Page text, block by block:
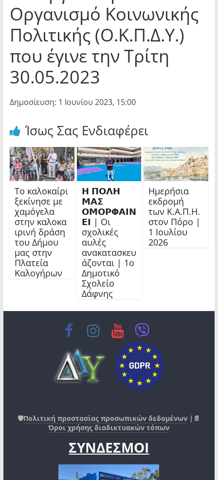
Οργανισμό Κοινωνικής
Πολιτικής (Ο.Κ.Π.Δ.Υ.)
που έγινε την Τρίτη
30.05.2023
Δημοσίευση: 1 Ιουνίου 2023, 15:00
Ίσως Σας Ενδιαφέρει
Το καλοκαίρι
ξεκίνησε με
χαμόγελα
στην καλοκα
ιρινή δράση
του Δήμου
μας στην
Πλατεία
Καλογήρων
𝝜 𝝥𝝤𝝠𝝜
𝝡𝝖𝝨
𝝤𝝡𝝤𝝦𝝫𝝖𝝞𝝢
𝝚𝝞 | Οι
σχολικές
αυλές
ανακατασκευ
άζονται | 1ο
Δημοτικό
Σχολείο
Δάφνης
Ημερήσια
εκδρομή
των Κ.Α.Π.Η.
στον Πόρο |
1 Ιουλίου
2026
🛡️Πολιτική προστασίας προσωπικών δεδομένων |📄
Όροι χρήσης διαδικτυακών τόπων
ΣΥΝΔΕΣΜΟΙ